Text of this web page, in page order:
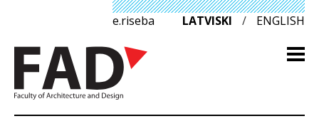
e.riseba LATVISKI / ENGLISH